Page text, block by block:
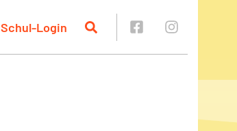
Schul-Login